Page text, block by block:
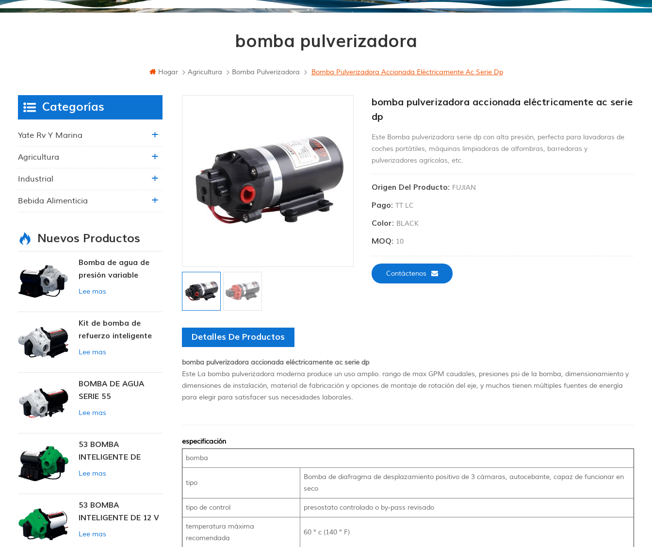
bomba pulverizadora
Hogar Agricultura Bomba Pulverizadora Bomba Pulverizadora Accionada Eléctricamente Ac Serie Dp
bomba pulverizadora accionada eléctricamente ac serie
dp
Este Bomba pulverizadora serie dp con alta presión, perfecta para lavadoras de
coches portátiles, máquinas limpiadoras de alfombras, barredoras y
pulverizadores agrícolas, etc.
Origen Del Producto: FUJIAN
Pago: TT LC
Color: BLACK
MOQ: 10
Contáctenos
Detalles De Productos
bomba pulverizadora accionada eléctricamente ac serie dp
Este La bomba pulverizadora moderna produce un uso amplio. rango de max GPM caudales, presiones psi de la bomba, dimensionamiento y
dimensiones de instalación, material de fabricación y opciones de montaje de rotación del eje, y muchos tienen múltiples fuentes de energía
para elegir para satisfacer sus necesidades laborales.
especificación
bomba
tipo
Bomba de diafragma de desplazamiento positivo de 3 cámaras, autocebante, capaz de funcionar en
seco
tipo de control presostato controlado o by-pass revisado
temperatura máxima
recomendada
60 ° c (140 ° F)
Categorías
Yate Rv Y Marina
Agricultura
Industrial
Bebida Alimenticia
Nuevos Productos
Bomba de agua de
presión variable
inteligente
Lee mas
Kit de bomba de
refuerzo inteligente
Lee mas
BOMBA DE AGUA
SERIE 55
Lee mas
53 BOMBA
INTELIGENTE DE
PRESIÓN CONSTANTE
Lee mas
53 BOMBA
INTELIGENTE DE 12 V
CC DE PRESIÓN
Lee mas